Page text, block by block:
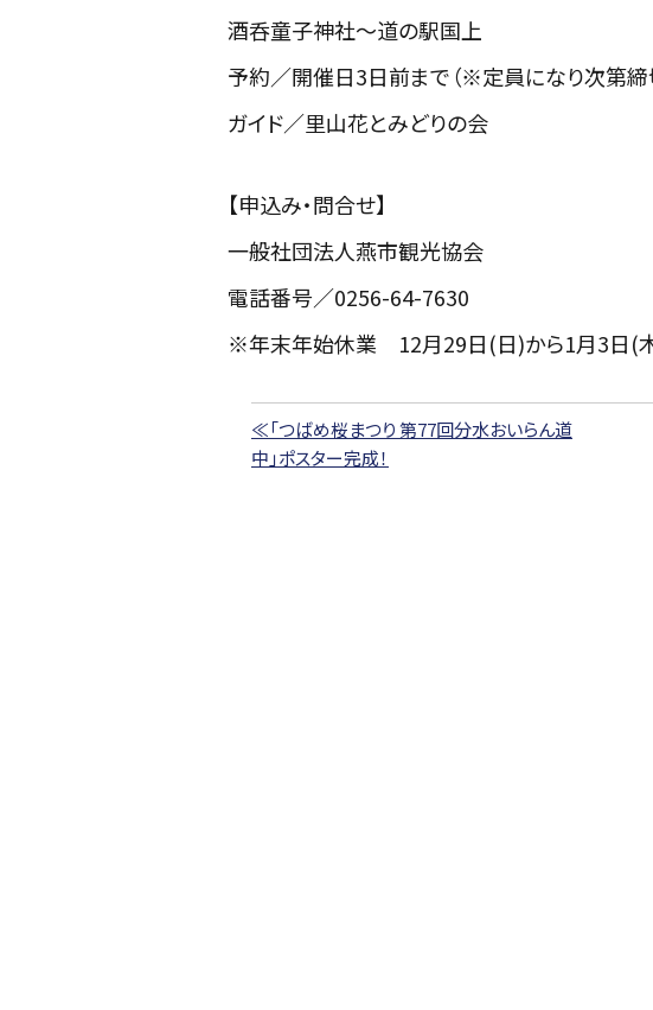
酒呑童子神社～道の駅国上
予約／開催日3日前まで（※定員になり次第締
ガイド／里山花とみどりの会
【申込み・問合せ】
一般社団法人燕市観光協会
電話番号／0256-64-7630
※年末年始休業 12月29日(日)から1月3日(
≪「つばめ桜まつり 第77回分水おいらん道
中」ポスター完成！